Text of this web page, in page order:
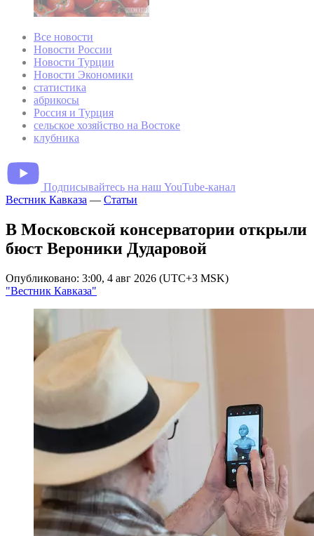
Все новости
Новости России
Новости Турции
Новости Экономики
статистика
абрикосы
Россия и Турция
сельское хозяйство на Востоке
клубника
Подписывайтесь на наш YouTube-канал
Вестник Кавказа — Статьи
В Московской консерватории открыли
бюст Вероники Дударовой
Опубликовано: 3:00, 4 авг 2026 (UTC+3 MSK)
"Вестник Кавказа"